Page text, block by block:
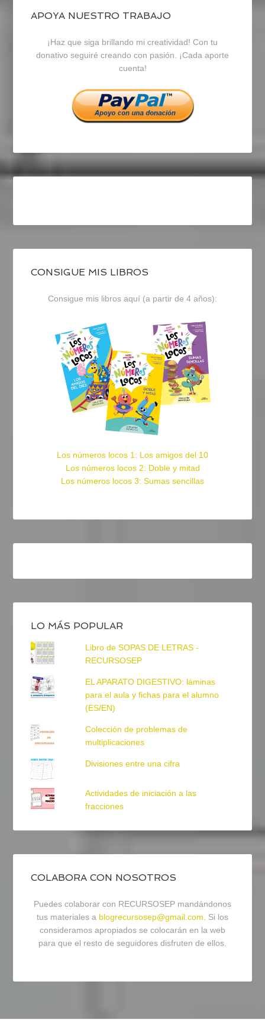
blogrecursosep
en
Facebook
recursosep
en
Twitter
recursosep
en
Instagram
APOYA NUESTRO TRABAJO
¡Haz que siga brillando mi creatividad! Con tu
donativo seguiré creando con pasión. ¡Cada aporte
cuenta!
CONSIGUE MIS LIBROS
Consigue mis libros aquí (a partir de 4 años):
Los números locos 1: Los amigos del 10
Los números locos 2: Doble y mitad
Los números locos 3: Sumas sencillas
LO MÁS POPULAR
Libro de SOPAS DE LETRAS -
RECURSOSEP
EL APARATO DIGESTIVO: láminas
para el aula y fichas para el alumno
(ES/EN)
Colección de problemas de
multiplicaciones
Divisiones entre una cifra
Actividades de iniciación a las
fracciones
COLABORA CON NOSOTROS
Puedes colaborar con RECURSOSEP mandándonos
tus materiales a blogrecursosep@gmail.com. Si los
consideramos apropiados se colocarán en la web
para que el resto de seguidores disfruten de ellos.